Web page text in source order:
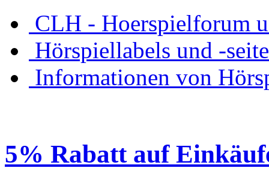
CLH - Hoerspielforum
Hörspiellabels und -
Informationen von
5% Rabatt auf